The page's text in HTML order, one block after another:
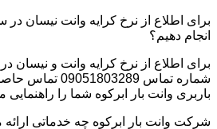
انجام دهیم؟
شماره تماس
باربری وانت بار ابرکوه شما را راهنمایی
شرکت وانت بار ابرکوه چه خدماتی ارائه